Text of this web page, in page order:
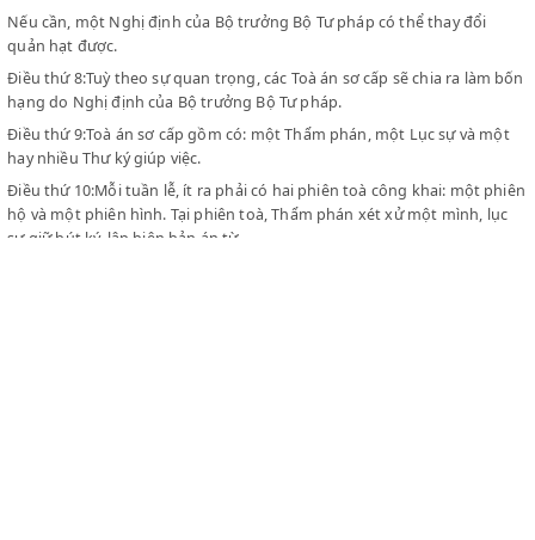
thu giữ tang vật, song phải lập biên bản minh bạch và không
phạm đến các đồ vật khác. Các tang vật thu giữ phải bao gói cẩn
và niêm phong rồi đệ ngay lên Toà án trên.
TIẾT THỨ NHÌ: TOÀ ÁN SƠ CẤP (Ở CÁC QUẬN)
Điều thứ 7:Ở mỗi quận (phủ, huyện, châu) có một Toà án sơ cấp,
hạt là địa hạt quận.
Nếu cần, một Nghị định của Bộ trưởng Bộ Tư pháp có thể thay
quản hạt được.